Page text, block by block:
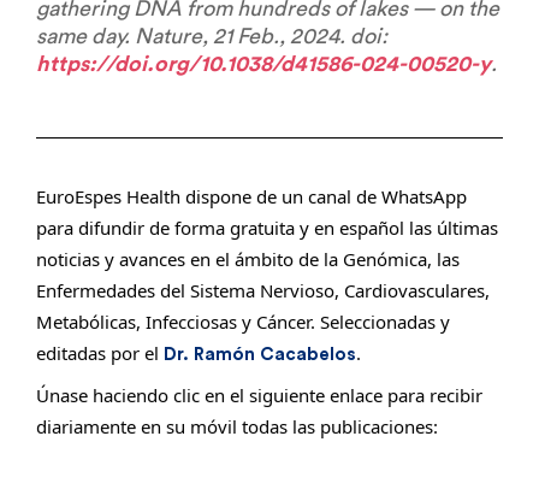
gathering DNA from hundreds of lakes — on the
same day. Nature, 21 Feb., 2024. doi:
https://doi.org/10.1038/d41586-024-00520-y.
EuroEspes Health dispone de un canal de WhatsApp
para difundir de forma gratuita y en español las últimas
noticias y avances en el ámbito de la Genómica, las
Enfermedades del Sistema Nervioso, Cardiovasculares,
Metabólicas, Infecciosas y Cáncer. Seleccionadas y
editadas por el Dr. Ramón Cacabelos.
Únase haciendo clic en el siguiente enlace para recibir
diariamente en su móvil todas las publicaciones: